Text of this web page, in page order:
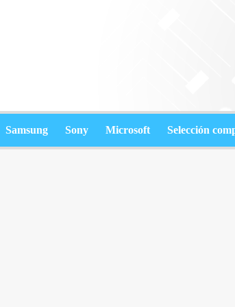
Samsung Sony Microsoft Selección